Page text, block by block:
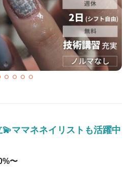
ママネネイリストも活躍中
〜